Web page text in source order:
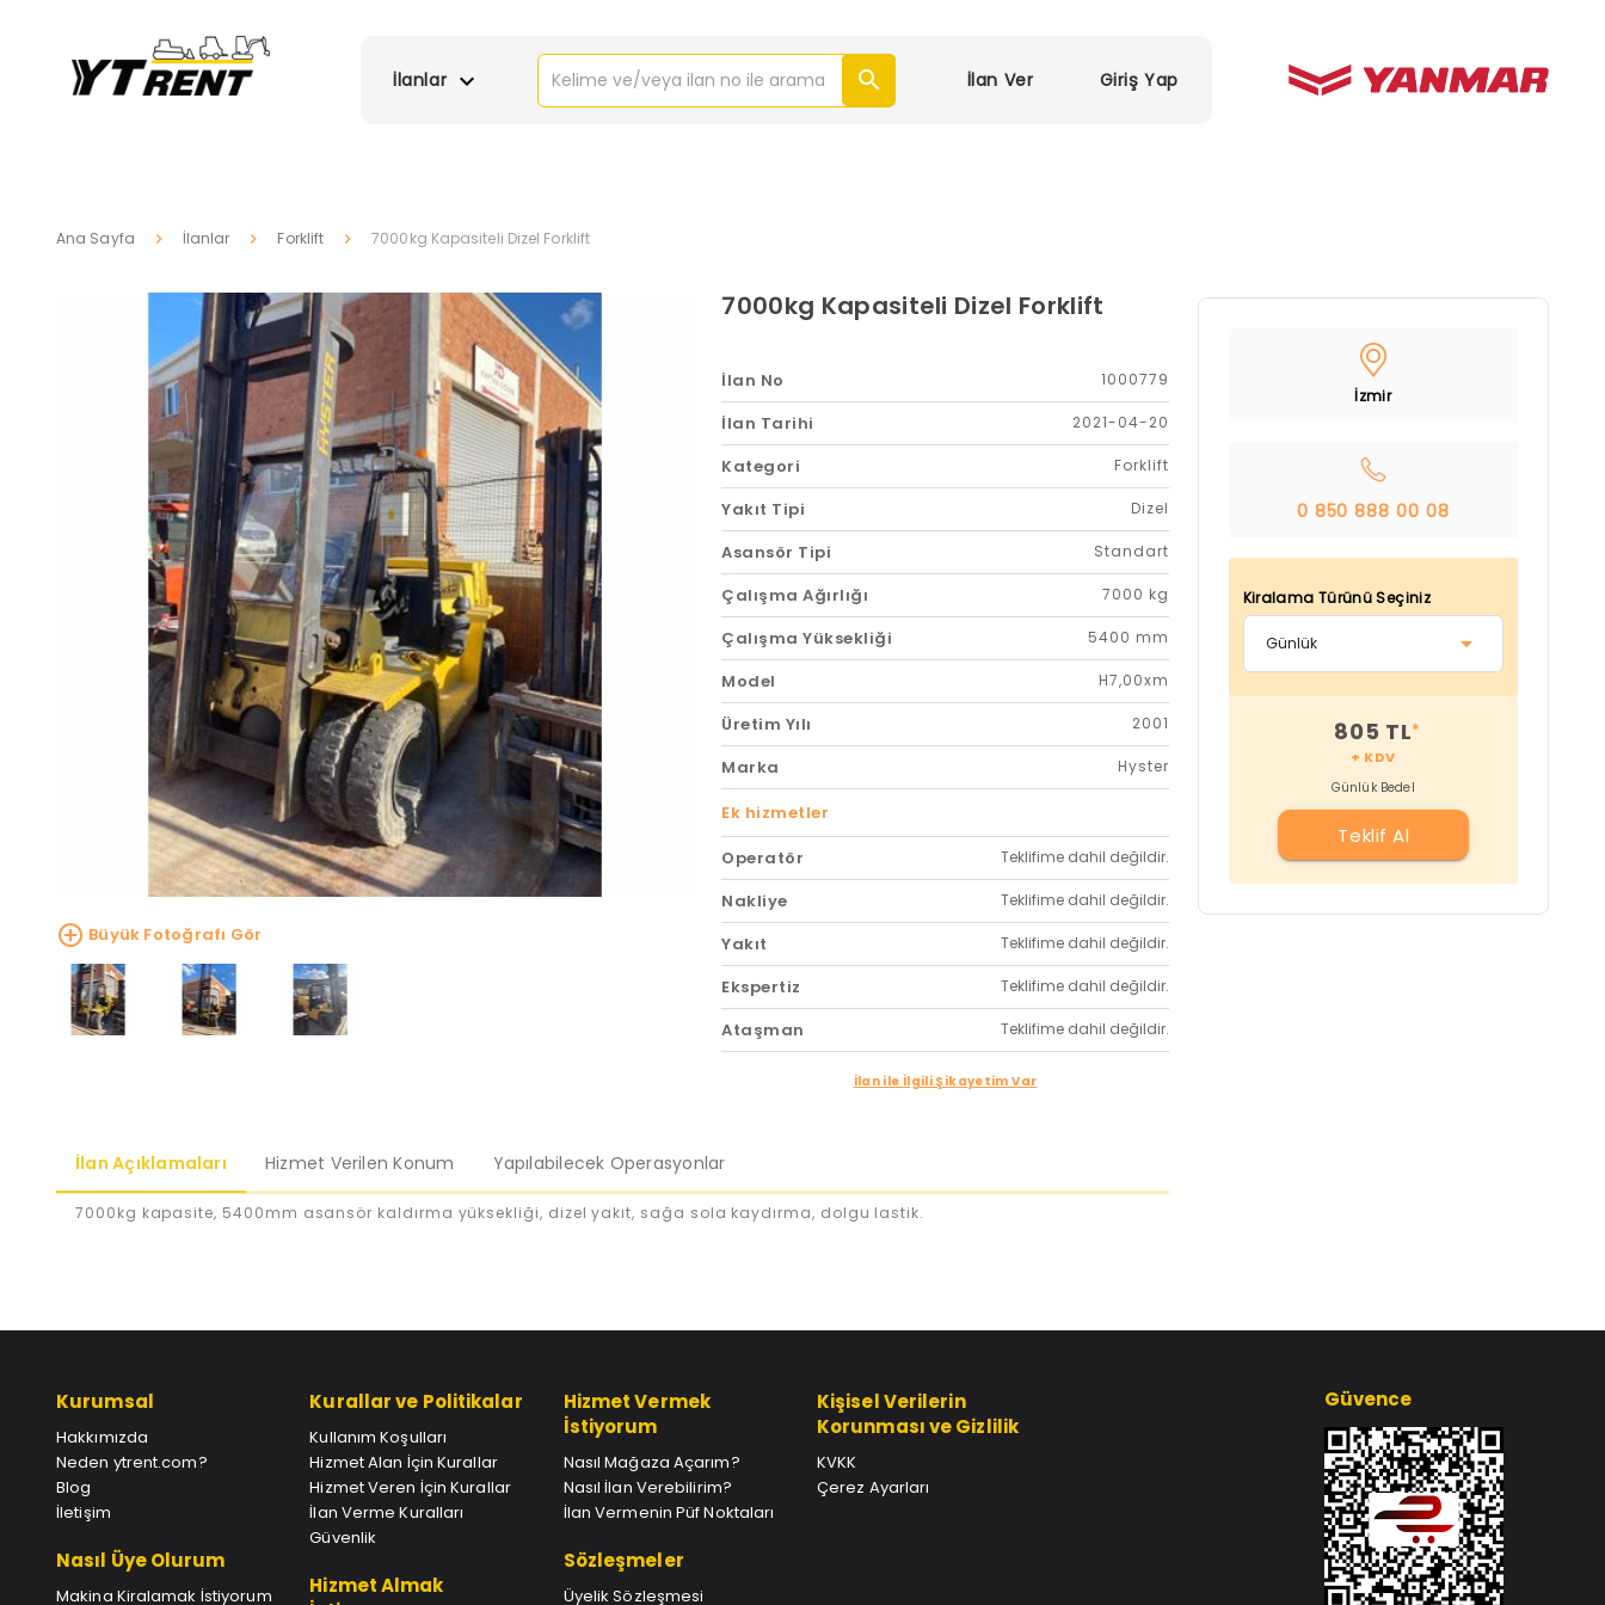
İlanlar İlan Ver Giriş Yap
Ana Sayfa İlanlar Forklift 7000kg Kapasiteli Dizel Forklift
Büyük Fotoğrafı Gör
7000kg Kapasiteli Dizel Forklift
İlan No 1000779
İlan Tarihi 2021-04-20
Kategori Forklift
Yakıt Tipi Dizel
Asansör Tipi Standart
Çalışma Ağırlığı 7000 kg
Çalışma Yüksekliği 5400 mm
Model H7,00xm
Üretim Yılı 2001
Marka Hyster
Ek hizmetler
Operatör
Teklifime dahil değildir.
Nakliye Teklifime dahil değildir.
Yakıt Teklifime dahil değildir.
Ekspertiz Teklifime dahil değildir.
Ataşman Teklifime dahil değildir.
İlan ile İlgili Şikayetim Var
İlan Açıklamaları Hizmet Verilen Konum Yapılabilecek Operasyonlar
7000kg kapasite, 5400mm asansör kaldırma yüksekliği, dizel yakıt, sağa sola kaydırma, dolgu lastik.
İzmir
0 850 888 00 08
Kiralama Türünü Seçiniz
805 TL*
+ KDV
Günlük Bedel
Teklif Al
Kurumsal
Hakkımızda
Neden ytrent.com?
Blog
İletişim
Nasıl Üye Olurum
Makina Kiralamak İstiyorum
Kurallar ve Politikalar
Kullanım Koşulları
Hizmet Alan İçin Kurallar
Hizmet Veren İçin Kurallar
İlan Verme Kuralları
Güvenlik
Hizmet Almak
Hizmet Vermek
İstiyorum
Nasıl Mağaza Açarım?
Nasıl İlan Verebilirim?
İlan Vermenin Püf Noktaları
Sözleşmeler
Üyelik Sözleşmesi
Kişisel Verilerin
Korunması ve Gizlilik
KVKK
Çerez Ayarları
Güvence